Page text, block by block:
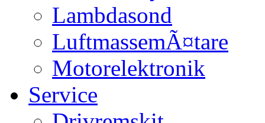
Lambdasond
LuftmassemÃ¤tare
Motorelektronik
Service